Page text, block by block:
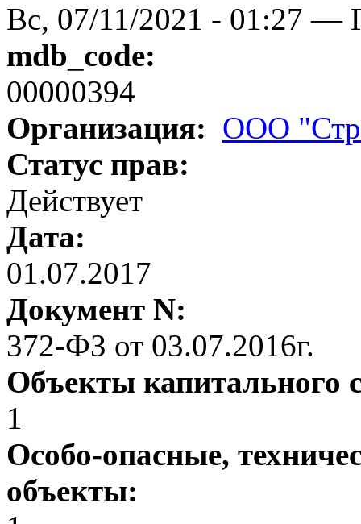
Вс, 07/11/2021 - 01:27 —
mdb_code:
00000394
Организация: ООО
Статус прав:
Действует
Дата:
01.07.2017
Документ N:
372-ФЗ от 03.07.2016г.
Объекты капитального
1
Особо-опасные,
объекты: